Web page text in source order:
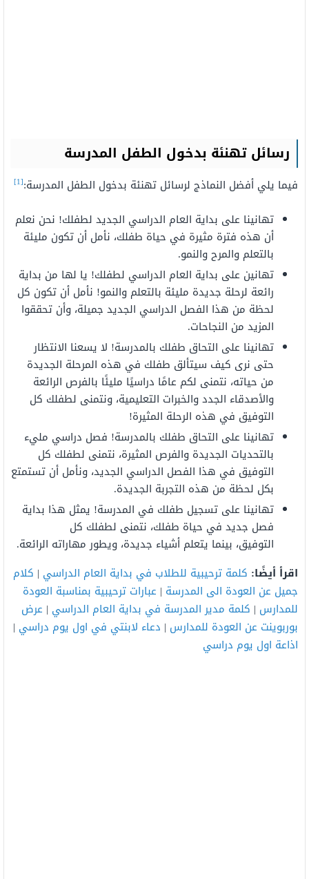
رسائل تهنئة بدخول الطفل المدرسة
فيما يلي أفضل النماذج لرسائل تهنئة بدخول الطفل المدرسة:[1]
تهانينا على بداية العام الدراسي الجديد لطفلك! نحن نعلم
أن هذه فترة مثيرة في حياة طفلك، نأمل أن تكون مليئة
بالتعلم والمرحوالنمو.
تهانين على بداية العام الدراسي لطفلك! يا لها من بداية
رائعة لرحلة جديدة مليئة بالتعلم والنمو! نأمل أن تكون كل
لحظة من هذا الفصل الدراسي الجديد جميلة، وأن تحققوا
المزيد من النجاحات.
تهانينا على التحاق طفلك بالمدرسة! لا يسعنا الانتظار
حتى نرى كيف سيتألق طفلك في هذه المرحلة الجديدة
من حياته، نتمنى لكم عامًا دراسيًا مليئًا بالفرص الرائعة
والأصدقاء الجددوالخبرات التعليمية، ونتمنى لطفلك كل
التوفيق في هذه الرحلة المثيرة!
تهانينا على التحاق طفلك بالمدرسة! فصل دراسي مليء
بالتحديات الجديدة والفرص المثيرة، نتمنى لطفلك كل
التوفيق في هذا الفصل الدراسي الجديد، ونأمل أن تستمتع
بكل لحظة من هذه التجربة الجديدة.
تهانينا على تسجيل طفلك في المدرسة! يمثل هذا بداية
فصل جديد في حياة طفلك، نتمنى لطفلك كل
التوفيق، بينما يتعلم أشياء جديدة، ويطور مهاراته الرائعة.
اقرأ أيضًا: كلمة ترحيبية للطلاب في بداية العام الدراسي | كلام
جميل عن العودة الى المدرسة | عبارات ترحيبية بمناسبة العودة
للمدارس | كلمة مدير المدرسة في بداية العام الدراسي | عرض
بوربوينت عن العودة للمدارس | دعاء لابنتي في اول يوم دراسي |
اذاعة اول يوم دراسي